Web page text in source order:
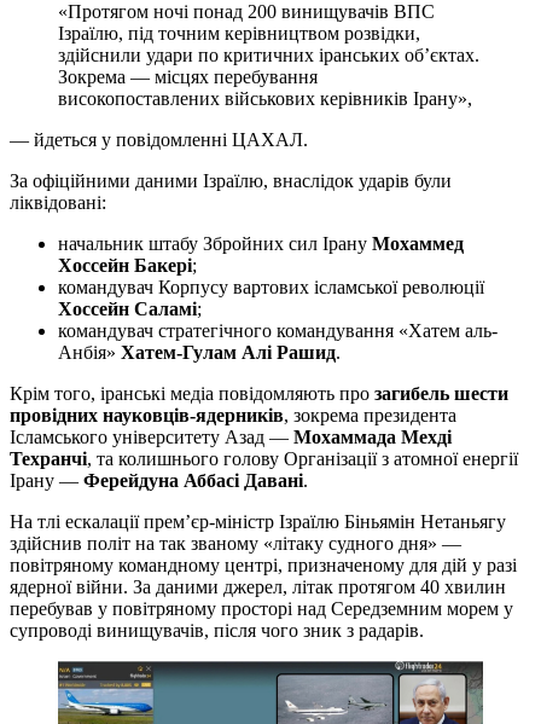
«Протягом ночі понад 200 винищувачів ВПС
Ізраїлю, під точним керівництвом розвідки,
здійснили удари по критичних іранських об’єктах.
Зокрема — місцях перебування
високопоставлених військових керівників Ірану»,
— йдеться у повідомленні ЦАХАЛ.
За офіційними даними Ізраїлю, внаслідок ударів були
ліквідовані:
начальник штабу Збройних сил Ірану Мохаммед
Хоссейн Бакері;
командувач Корпусу вартових ісламської революції
Хоссейн Саламі;
командувач стратегічного командування «Хатем аль-
Анбія» Хатем-Гулам Алі Рашид.
Крім того, іранські медіа повідомляють про загибель шести
провідних науковців-ядерників, зокрема президента
Ісламського університету Азад — Мохаммада Мехді
Техранчі, та колишнього голову Організації з атомної енергії
Ірану — Ферейдуна Аббасі Давані.
На тлі ескалації прем’єр-міністр Ізраїлю Біньямін Нетаньягу
здійснив політ на так званому «літаку судного дня» —
повітряному командному центрі, призначеному для дій у разі
ядерної війни. За даними джерел, літак протягом 40 хвилин
перебував у повітряному просторі над Середземним морем у
супроводі винищувачів, після чого зник з радарів.